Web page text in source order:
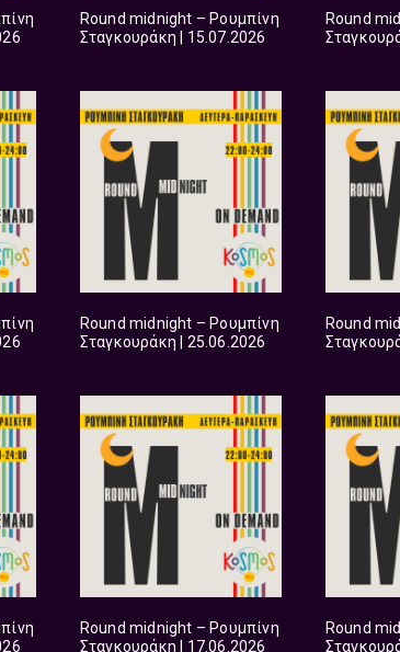
Round midnight – Ρουμπίνη
Σταγκουράκη | 15.07.2026
Round
Round midnight – Ρουμπίνη
Σταγκουράκη | 25.06.2026
Round
Round midnight – Ρουμπίνη
Σταγκουράκη | 17.06.2026
Round